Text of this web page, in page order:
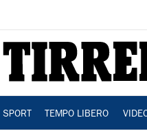
SPORT TEMPO LIBERO